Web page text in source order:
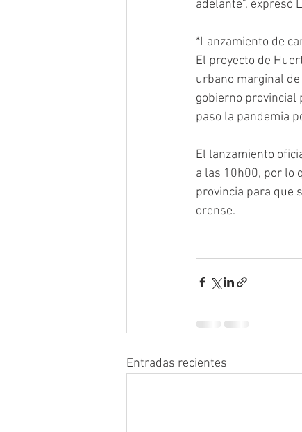
adelante", expresó
*Lanzamiento de
El proyecto de
urbano marginal
gobierno provincial
paso la pandemia
El lanzamiento
a las 10h00, por lo
provincia para que
orense.
Entradas recientes